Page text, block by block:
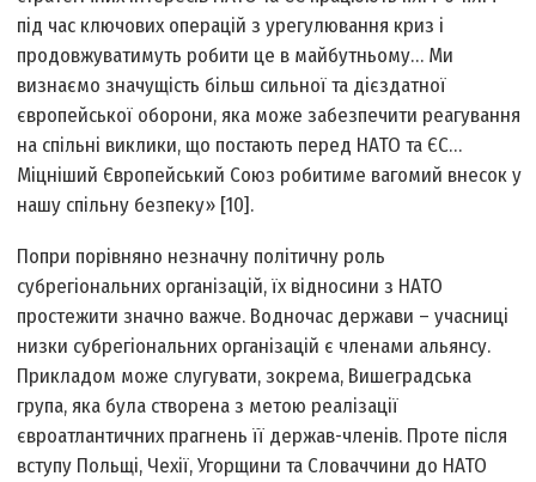
під час ключових операцій з урегулювання криз і
продовжуватимуть робити це в майбутньому… Ми
визнаємо значущість більш сильної та дієздатної
європейської оборони, яка може забезпечити реагування
на спільні виклики, що постають перед НАТО та ЄС…
Міцніший Європейський Союз робитиме вагомий внесок у
нашу спільну безпеку» [10].
Попри порівняно незначну політичну роль
субрегіональних організацій, їх відносини з НАТО
простежити значно важче. Водночас держави – учасниці
низки субрегіональних організацій є членами альянсу.
Прикладом може слугувати, зокрема, Вишеградська
група, яка була створена з метою реалізації
євроатлантичних прагнень її держав-членів. Проте після
вступу Польщі, Чехії, Угорщини та Словаччини до НАТО